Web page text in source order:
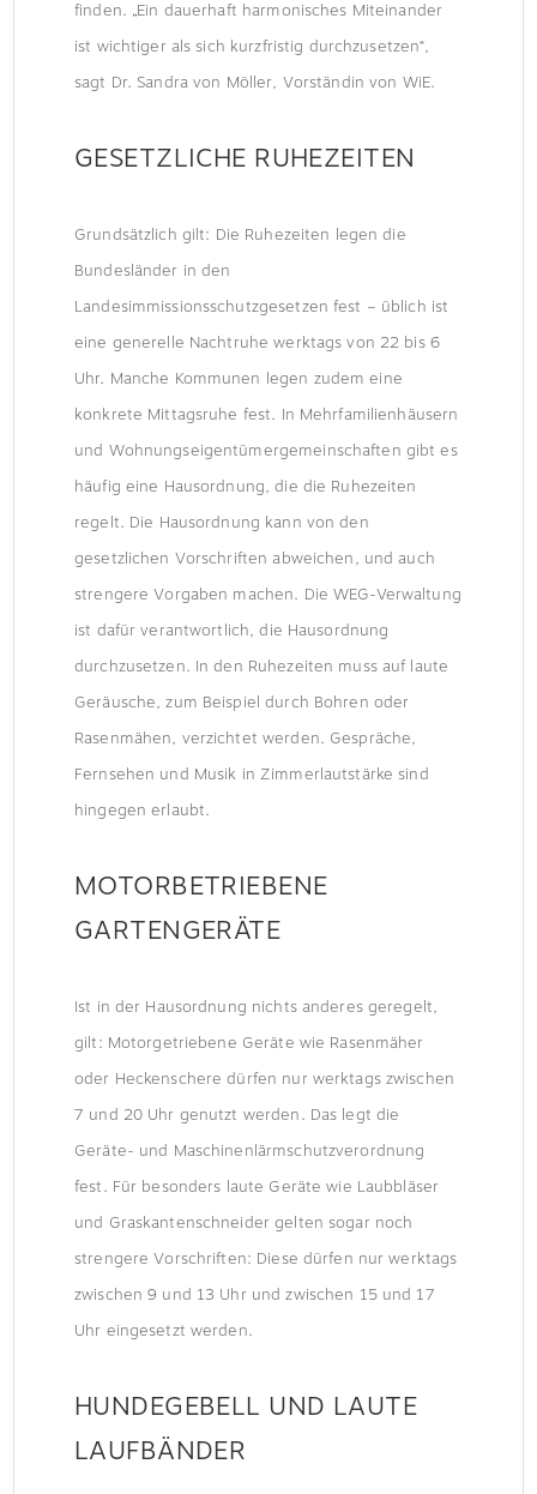
finden. „Ein dauerhaft harmonisches Miteinander
ist wichtiger als sich kurzfristig durchzusetzen“,
sagt Dr. Sandra von Möller, Vorständin von WiE.
GESETZLICHE RUHEZEITEN
Grundsätzlich gilt: Die Ruhezeiten legen die
Bundesländer in den
Landesimmissionsschutzgesetzen fest – üblich ist
eine generelle Nachtruhe werktags von 22 bis 6
Uhr. Manche Kommunen legen zudem eine
konkrete Mittagsruhe fest. In Mehrfamilienhäusern
und Wohnungseigentümergemeinschaften gibt es
häufig eine Hausordnung, die die Ruhezeiten
regelt. Die Hausordnung kann von den
gesetzlichen Vorschriften abweichen, und auch
strengere Vorgaben machen. Die WEG-Verwaltung
ist dafür verantwortlich, die Hausordnung
durchzusetzen. In den Ruhezeiten muss auf laute
Geräusche, zum Beispiel durch Bohren oder
Rasenmähen, verzichtet werden. Gespräche,
Fernsehen und Musik in Zimmerlautstärke sind
hingegen erlaubt.
MOTORBETRIEBENE
GARTENGERÄTE
Ist in der Hausordnung nichts anderes geregelt,
gilt: Motorgetriebene Geräte wie Rasenmäher
oder Heckenschere dürfen nur werktags zwischen
7 und 20 Uhr genutzt werden. Das legt die
Geräte- und Maschinenlärmschutzverordnung
fest. Für besonders laute Geräte wie Laubbläser
und Graskantenschneider gelten sogar noch
strengere Vorschriften: Diese dürfen nur werktags
zwischen 9 und 13 Uhr und zwischen 15 und 17
Uhr eingesetzt werden.
HUNDEGEBELL UND LAUTE
LAUFBÄNDER